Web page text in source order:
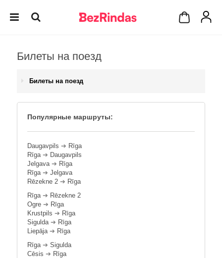
Билеты на поезд
Билеты на поезд
Популярные маршруты:
Daugavpils ➔ Rīga
Rīga➔ Daugavpils
Jelgava➔ Rīga
Rīga➔ Jelgava
Rēzekne 2 ➔ Rīga
Rīga➔ Rēzekne 2
Ogre ➔ Rīga
Krustpils ➔ Rīga
Sigulda➔ Rīga
Liepāja➔ Rīga
Rīga➔ Sigulda
Cēsis ➔ Rīga